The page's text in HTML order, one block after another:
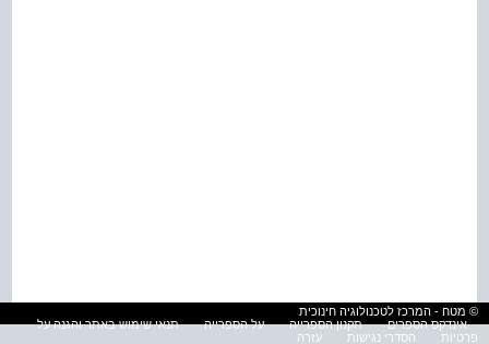
© מטח - המרכז לטכנולוגיה חינוכית
אינדקס הספרים
תקנון הספרייה על הספרייה
תנאי שימוש באתר והגנה על
פרטיות
הסדרי נגישות עזרה